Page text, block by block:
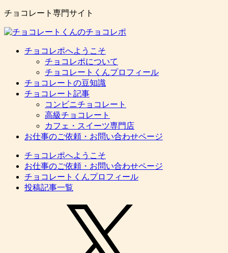
チョコレート専門サイト
チョコレポへようこそ
チョコレポについて
チョコレートくんプロフィール
チョコレートの豆知識
チョコレート記事
コンビニチョコレート
高級チョコレート
カフェ・スイーツ専門店
お仕事のご依頼・お問い合わせページ
チョコレポへようこそ
お仕事のご依頼・お問い合わせページ
チョコレートくんプロフィール
投稿記事一覧